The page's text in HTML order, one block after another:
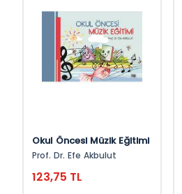
Okul Öncesi Müzik Eğitimi
Prof. Dr. Efe Akbulut
123,75 TL